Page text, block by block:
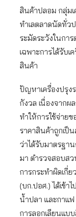
สินค้าปลอม กลุ่ม
ทำเลตลาดนัดทั่ว
ระมัดระวังในกา
เฉพาะการได้รับ
สินค้า
ปัญหาเครื่องปรุง
กังวล เนื่องจากผ
ทำให้การใช้จ่าย
ราคาสินค้าถูกเป็
ว่าได้รับมาตรฐา
มา ตำรวจสอบส
การกระทำผิดเกี่
(บก.ปอศ.) ได้เข้
น้ำปลา และกาแ
การลอกเลียนแบ